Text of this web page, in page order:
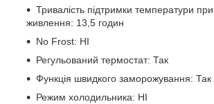
Тривалість підтримки температури
живлення: 13,5 годин
No Frost: НІ
Регульований термостат: Так
Функція швидкого заморожування: Так
Режим холодильника: НІ